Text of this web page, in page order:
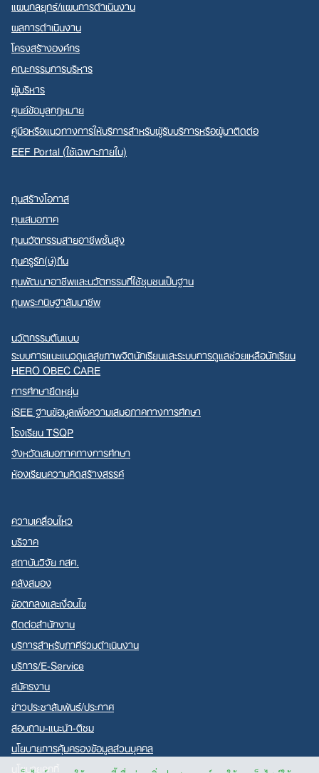
แผนกลยุทธ์/แผนการดำเนินงาน
ผลการดำเนินงาน
โครงสร้างองค์กร
คณะกรรมการบริหาร
ผู้บริหาร
ศูนย์ข้อมูลกฎหมาย
คู่มือหรือแนวทางการให้บริการสำหรับผู้รับบริการหรือผู้มาติดต่อ
EEF Portal (ใช้เฉพาะภายใน)
ทุนสร้างโอกาส
ทุนเสมอภาค
ทุนนวัตกรรมสายอาชีพชั้นสูง
ทุนครูรัก(ษ์)ถิ่น
ทุนพัฒนาอาชีพและนวัตกรรมที่ใช้ชุมชนเป็นฐาน
ทุนพระกนิษฐาสัมมาชีพ
นวัตกรรมต้นแบบ
ระบบการแนะแนวดูแลสุขภาพจิตนักเรียนและระบบการดูแลช่วยเหลือนักเรียน
HERO OBEC CARE
การศึกษายืดหยุ่น
iSEE ฐานข้อมูลเพื่อความเสมอภาคทางการศึกษา
โรงเรียน TSQP
จังหวัดเสมอภาคทางการศึกษา
ห้องเรียนความคิดสร้างสรรค์
ความเคลื่อนไหว
บริจาค
สถาบันวิจัย กสศ.
คลังสมอง
ข้อตกลงและเงื่อนไข
ติดต่อสำนักงาน
บริการสำหรับภาคีร่วมดำเนินงาน
บริการ/E-Service
สมัครงาน
ข่าวประชาสัมพันธ์/ประกาศ
สอบถาม-แนะนำ-ติชม
นโยบายการคุ้มครองข้อมูลส่วนบุคคล
นโยบายคุกกี้